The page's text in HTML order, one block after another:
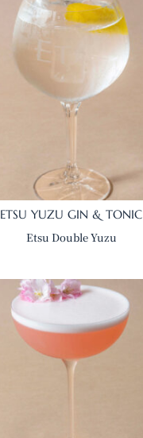
ETSU YUZU GIN & TONIC
Etsu Double Yuzu